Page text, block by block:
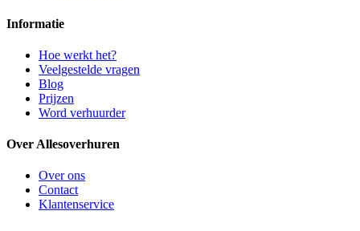
Informatie
Hoe werkt het?
Veelgestelde vragen
Blog
Prijzen
Word verhuurder
Over Allesoverhuren
Over ons
Contact
Klantenservice